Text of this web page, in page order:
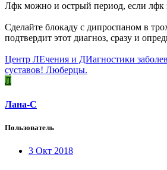
Лфк можно и острый период, если лфк
Сделайте блокаду с дипроспаном в
подтвердит этот диагноз, сразу и
Центр ЛЕчения и ДИагностики
суставов! Люберцы.
Л
Лана-С
Пользователь
3 Окт 2018